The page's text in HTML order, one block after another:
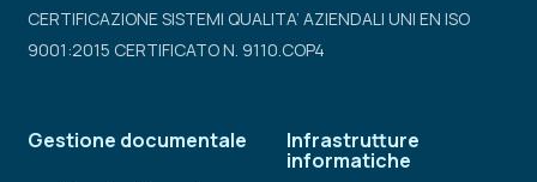
CERTIFICAZIONE SISTEMI QUALITA’ AZIENDALI UNI EN ISO
9001:2015 CERTIFICATO N. 9110.COP4
Gestione documentale Infrastrutture
informatiche